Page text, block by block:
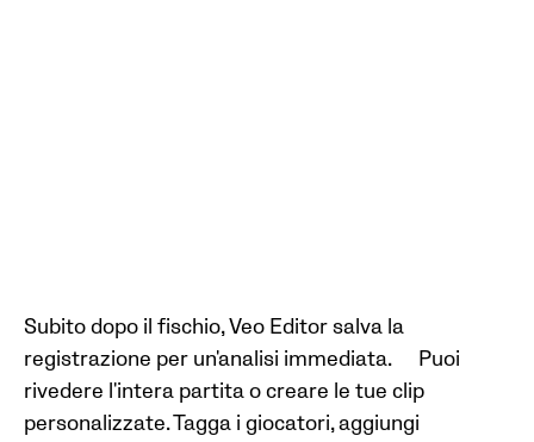
Subito dopo il fischio, Veo Editor salva la
registrazione per un'analisi immediata. Puoi
rivedere l'intera partita o creare le tue clip
personalizzate. Tagga i giocatori, aggiungi